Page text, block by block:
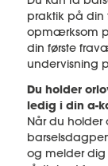
praktik på din
opmærksom
din første
undervisning
Du holder
ledig i din a-
Når du holder
og melder dig